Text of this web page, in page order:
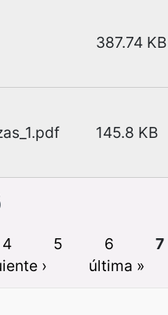
387.74 KB
145.8 KB
4 5 6 7
› última »